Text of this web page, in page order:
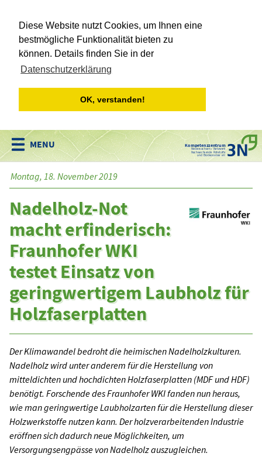
Diese Website nutzt Cookies, um Ihnen eine
bestmögliche Funktionalität bieten zu
können. Details finden Sie in der
Datenschutzerklärung
OK, verstanden!
Kompetenzzentrum
Niedersachsen • Netzwerk
Nachwachsende Rohstoffe
und Bioökonomie e.V.
Montag, 18. November 2019
Nadelholz-Not
macht erfinderisch:
Fraunhofer WKI
testet Einsatz von
geringwertigem Laubholz für
Holzfaserplatten
Der Klimawandel bedroht die heimischen Nadelholzkulturen.
Nadelholz wird unter anderem für die Herstellung von
mitteldichten und hochdichten Holzfaserplatten (MDF und HDF)
benötigt. Forschende des Fraunhofer WKI fanden nun heraus,
wie man geringwertige Laubholzarten für die Herstellung dieser
Holzwerkstoffe nutzen kann. Der holzverarbeitenden Industrie
eröffnen sich dadurch neue Möglichkeiten, um
Versorgungsengpässe von Nadelholz auszugleichen.